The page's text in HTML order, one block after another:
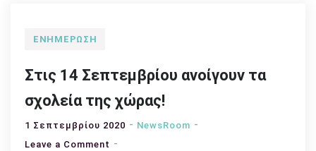
ΕΝΗΜΈΡΩΣΗ
Στις 14 Σεπτεμβρίου ανοίγουν τα
σχολεία της χώρας!
1 Σεπτεμβρίου 2020
NewsRoom
Leave a Comment on